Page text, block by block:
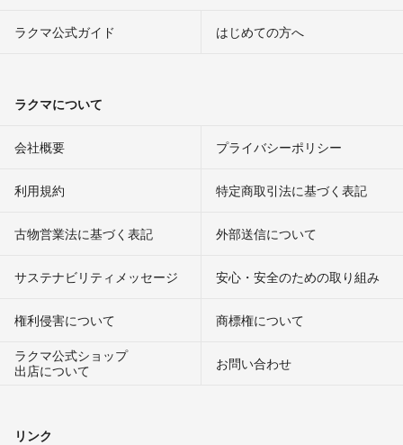
ラクマ公式ガイド はじめての方へ
ラクマについて
会社概要 プライバシーポリシー
利用規約 特定商取引法に基づく表記
古物営業法に基づく表記 外部送信について
サステナビリティメッセージ 安心・安全のための取り組み
権利侵害について
商標権について
ラクマ公式ショップ
出店について
お問い合わせ
リンク